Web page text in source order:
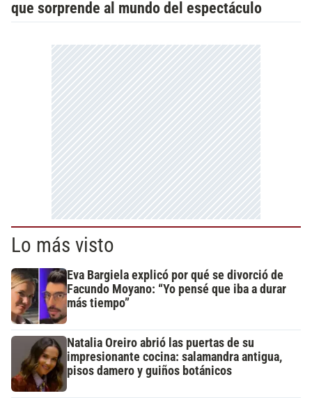
que sorprende al mundo del espectáculo
Lo más visto
Eva Bargiela explicó por qué se divorció de
Facundo Moyano: “Yo pensé que iba a durar
más tiempo”
Natalia Oreiro abrió las puertas de su
impresionante cocina: salamandra antigua,
pisos damero y guiños botánicos